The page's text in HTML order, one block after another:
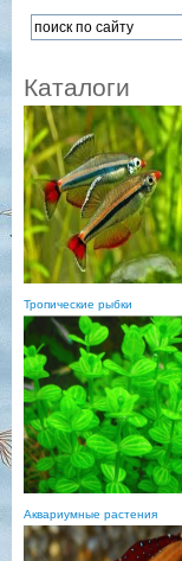
Каталоги
Тропические рыбки
Аквариумные растения